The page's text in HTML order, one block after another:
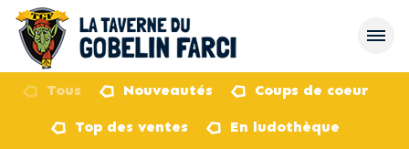
Tous Nouveautés Coups de coeur
Top des ventes En ludothèque